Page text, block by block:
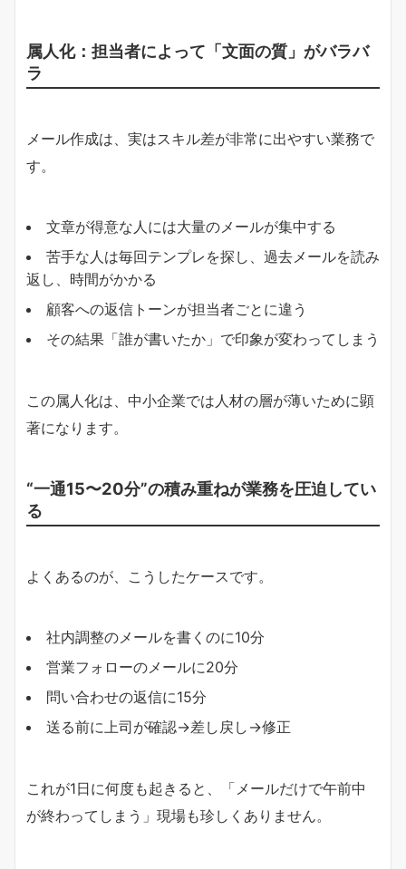
属人化：担当者によって「文面の質」がバラバ
ラ
メール作成は、実はスキル差が非常に出やすい業務で
す。
文章が得意な人には大量のメールが集中する
苦手な人は毎回テンプレを探し、過去メールを読み
返し、時間がかかる
顧客への返信トーンが担当者ごとに違う
その結果「誰が書いたか」で印象が変わってしまう
この属人化は、中小企業では人材の層が薄いために顕
著になります。
“一通15〜20分”の積み重ねが業務を圧迫してい
る
よくあるのが、こうしたケースです。
社内調整のメールを書くのに10分
営業フォローのメールに20分
問い合わせの返信に15分
送る前に上司が確認→差し戻し→修正
これが1日に何度も起きると、「メールだけで午前中
が終わってしまう」現場も珍しくありません。